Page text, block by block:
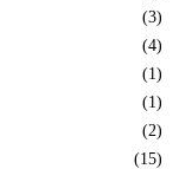
(3)
(4)
(1)
(1)
(2)
(15)